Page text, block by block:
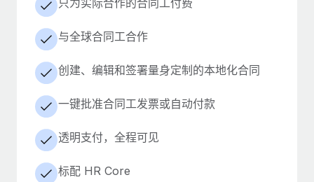
与全球合同工合作
创建、编辑和签署量身定制的本地化合同
一键批准合同工发票或自动付款
透明支付，全程可见
标配 HR Core